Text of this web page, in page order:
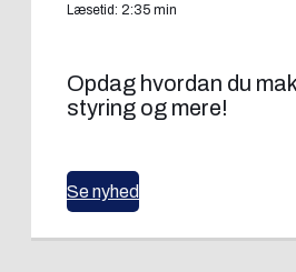
Læsetid: 2:35 min
Opdag hvordan du
styring og mere!
Se nyhed